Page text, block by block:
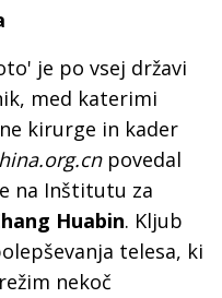
je po vsej državi
med katerimi
kirurge in kader
hina.org.cnpovedal
na Inštitutu za
Huabin. Kljub
telesa, ki
nekoč